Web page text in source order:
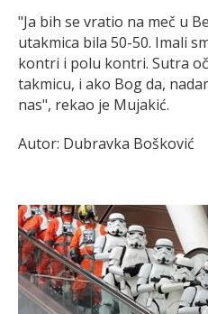
"Ja bih se vratio na meč u
utakmica bila 50-50. Imali
kontri i polu kontri. Sutra
takmicu, i ako Bog da,
nas", rekao je Mujakić.
Autor: Dubravka Bošković